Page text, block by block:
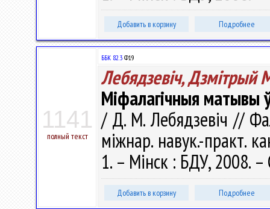
Добавить в корзину Подробнее
1141
полный текст
ББК 82.3 Ф19
Лебядзевіч, Дзмітрый
Міфалагічныя матывы
/ Д. М. Лебядзевіч //
міжнар. навук.-практ.
1. – Мінск : БДУ, 2008.
Добавить в корзину Подробнее